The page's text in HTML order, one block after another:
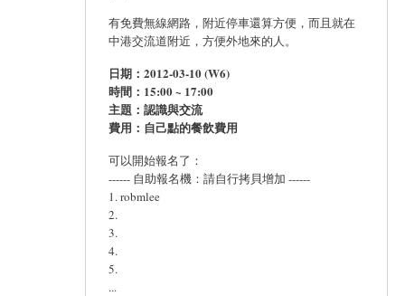
有免費無線網路，附近停車還算方便，而且就在
中港交流道附近，方便外地來的人。
日期：2012-03-10 (W6)
時間：15:00 ~ 17:00
主題：認識與交流
費用：自己點的餐飲費用
可以開始報名了：
------ 自助報名機：請自行拷貝增加 ------
1. robmlee
2.
3.
4.
5.
...